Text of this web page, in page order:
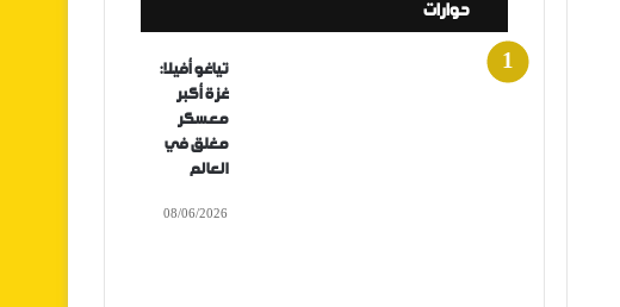
حوارات
تياغو أفيلا:
غزة أكبر
معسكر
مغلق في
العالم
08/06/2026